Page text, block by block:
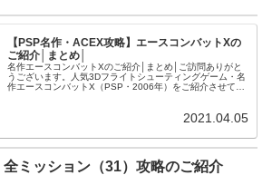
【PSP名作・ACEX攻略】エースコンバットXの
ご紹介│まとめ│
名作エースコンバットXのご紹介│まとめ│ご訪問ありがと
うございます。人気3Dフライトシューティングゲーム・名
作エースコンバットX（PSP・2006年）をご紹介させて頂
2021.04.05
全ミッション（31）攻略のご紹介